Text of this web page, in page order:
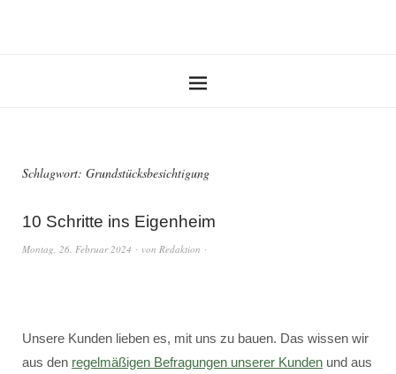
Schlagwort: Grundstücksbesichtigung
10 Schritte ins Eigenheim
Montag, 26. Februar 2024 von Redaktion
Unsere Kunden lieben es, mit uns zu bauen. Das wissen wir
aus den regelmäßigen Befragungen unserer Kunden und aus